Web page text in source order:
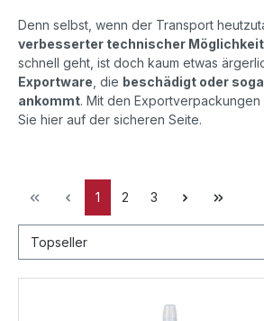
Denn selbst, wenn der Transport
verbesserter technischer
schnell geht, ist doch kaum etwas
Exportware , die beschädigt oder
ankommt. Mit den Exportverpackungen
Sie hier auf der sicheren Seite.
1 2 3